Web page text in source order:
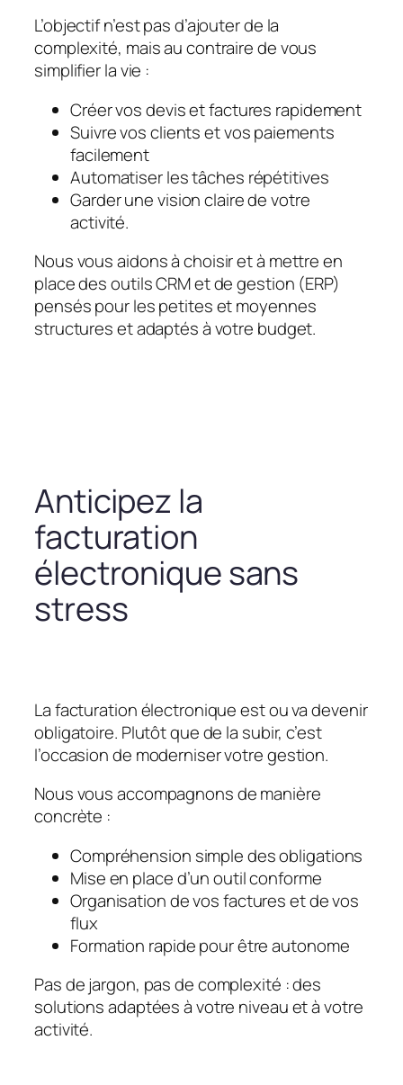
L’objectif n’est pas d’ajouter de la
complexité, mais au contraire de vous
simplifier la vie :
Créer vos devis et factures rapidement
Suivre vos clients et vos paiements
facilement
Automatiser les tâches répétitives
Garder une vision claire de votre
activité.
Nous vous aidons à choisir et à mettre en
place des outils CRM et de gestion (ERP)
pensés pour les petites et moyennes
structures et adaptés à votre budget.
Anticipez la
facturation
électronique sans
stress
La facturation électronique est ou va devenir
obligatoire. Plutôt que de la subir, c’est
l’occasion de moderniser votre gestion.
Nous vous accompagnons de manière
concrète :
Compréhension simple des obligations
Mise en place d’un outil conforme
Organisation de vos factures et de vos
flux
Formation rapide pour être autonome
Pas de jargon, pas de complexité : des
solutions adaptées à votre niveau et à votre
activité.